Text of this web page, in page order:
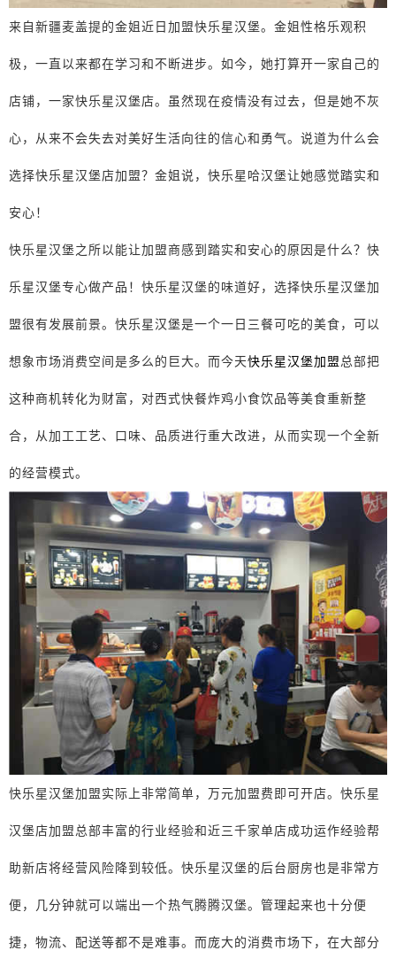
来自新疆麦盖提的金姐近日加盟快乐星汉堡。金姐性格乐观积
极，一直以来都在学习和不断进步。如今，她打算开一家自己的
店铺，一家快乐星汉堡店。虽然现在疫情没有过去，但是她不灰
心，从来不会失去对美好生活向往的信心和勇气。说道为什么会
选择快乐星汉堡店加盟？金姐说，快乐星哈汉堡让她感觉踏实和
安心！
快乐星汉堡之所以能让加盟商感到踏实和安心的原因是什么？快
乐星汉堡专心做产品！快乐星汉堡的味道好，选择快乐星汉堡加
盟很有发展前景。快乐星汉堡是一个一日三餐可吃的美食，可以
想象市场消费空间是多么的巨大。而今天快乐星汉堡加盟总部把
这种商机转化为财富，对西式快餐炸鸡小食饮品等美食重新整
合，从加工工艺、口味、品质进行重大改进，从而实现一个全新
的经营模式。
快乐星汉堡加盟实际上非常简单，万元加盟费即可开店。快乐星
汉堡店加盟总部丰富的行业经验和近三千家单店成功运作经验帮
助新店将经营风险降到较低。快乐星汉堡的后台厨房也是非常方
便，几分钟就可以端出一个热气腾腾汉堡。管理起来也十分便
捷，物流、配送等都不是难事。而庞大的消费市场下，在大部分